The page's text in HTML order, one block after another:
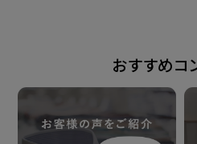
※汗や雨などで濡れた状態や
に色移りする場合が ござい
おすすめコ